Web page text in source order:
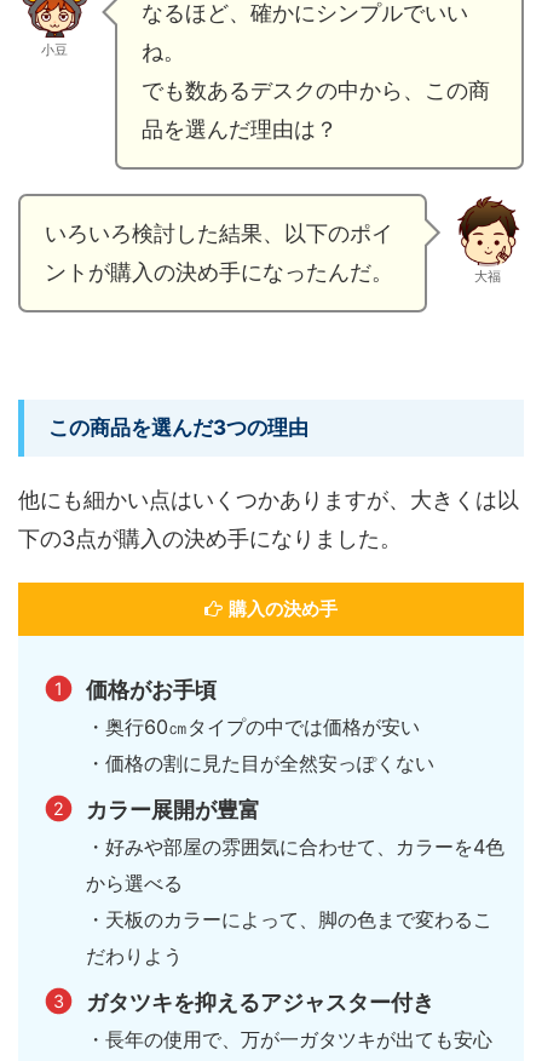
小豆
なるほど、確かにシンプルでいい
ね。
でも数あるデスクの中から、この商
品を選んだ理由は？
いろいろ検討した結果、以下のポイ
ントが購入の決め手になったんだ。
大福
この商品を選んだ3つの理由
他にも細かい点はいくつかありますが、大きくは以
下の3点が購入の決め手になりました。
購入の決め手
価格がお手頃
・奥行60㎝タイプの中では価格が安い
・価格の割に見た目が全然安っぽくない
カラー展開が豊富
・好みや部屋の雰囲気に合わせて、カラーを4色
から選べる
・天板のカラーによって、脚の色まで変わるこ
だわりよう
ガタツキを抑えるアジャスター付き
・長年の使用で、万が一ガタツキが出ても安心